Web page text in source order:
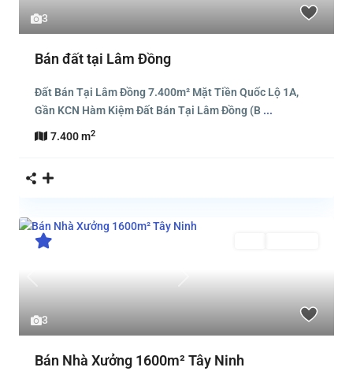
3
Bán đất tại Lâm Đồng
Đất Bán Tại Lâm Đồng 7.400m² Mặt Tiền Quốc Lộ 1A,
Gần KCN Hàm Kiệm Đất Bán Tại Lâm Đồng (B ...
7.400 m2
3
Previous Next
Bán Nhà Xưởng 1600m² Tây Ninh